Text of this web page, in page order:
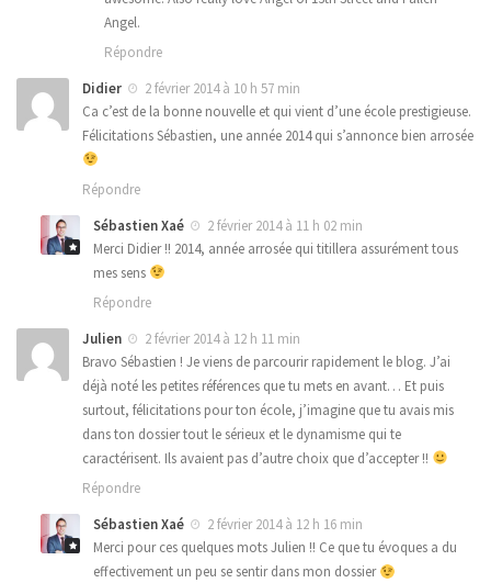
Angel.
Répondre
Didier
2 février 2014 à 10 h 57 min
Ca c’est de la bonne nouvelle et qui vient d’une école prestigieuse.
Félicitations Sébastien, une année 2014 qui s’annonce bien arrosée
Répondre
Sébastien Xaé
2 février 2014 à 11 h 02 min
Merci Didier !! 2014, année arrosée qui titillera assurément tous
mes sens
Répondre
Julien
2 février 2014 à 12 h 11 min
Bravo Sébastien ! Je viens de parcourir rapidement le blog. J’ai
déjà noté les petites références que tu mets en avant… Et puis
surtout, félicitations pour ton école, j’imagine que tu avais mis
dans ton dossier tout le sérieux et le dynamisme qui te
caractérisent. Ils avaient pas d’autre choix que d’accepter !!
Répondre
Sébastien Xaé
2 février 2014 à 12 h 16 min
Merci pour ces quelques mots Julien !! Ce que tu évoques a du
effectivement un peu se sentir dans mon dossier